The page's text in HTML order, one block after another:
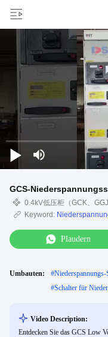
GCS-
0.4kV低压柜（GCK、GGJ
Keyword:
Plaudern
Umbauten: #Niederspannungs-
#Schalter für
Video Description:
Entdecken Sie das GCS Low